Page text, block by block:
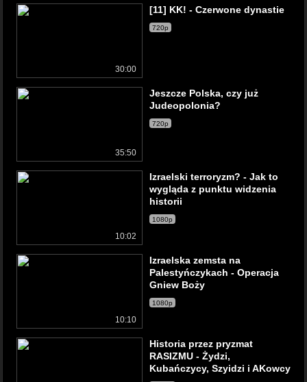
30:00
[11] KK! - Czerwone dynastie
720p
35:50
Jeszcze Polska, czy już
Judeopolonia?
720p
10:02
Izraelski terroryzm? - Jak to
wygląda z punktu widzenia
historii
1080p
10:10
Izraelska zemsta na
Palestyńczykach - Operacja
Gniew Boży
1080p
Historia przez pryzmat
RASIZMU - Żydzi,
Kubańczycy, Szyidzi i AKowcy